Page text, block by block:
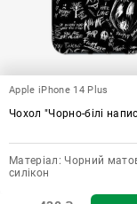
Apple iPhone 14 Plus
Чохол "Чорно-білі
Матеріал: Чорний
силікон